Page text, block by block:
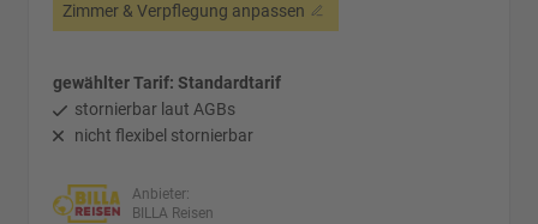
Zimmer & Verpflegung anpassen
gewählter Tarif: Standardtarif
stornierbar laut AGBs
nicht flexibel stornierbar
Anbieter:
BILLA Reisen